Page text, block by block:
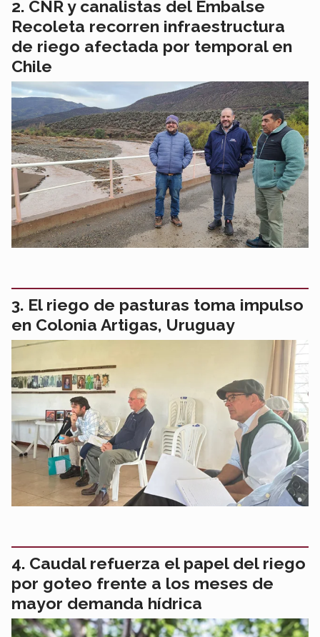
CNR y canalistas del Embalse
Recoleta recorren infraestructura
de riego afectada por temporal en
Chile
El riego de pasturas toma impulso
en Colonia Artigas, Uruguay
Caudal refuerza el papel del riego
por goteo frente a los meses de
mayor demanda hídrica